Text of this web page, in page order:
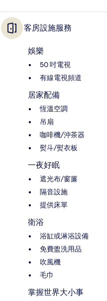
客房設施服務
娛樂
50 吋電視
有線電視頻道
居家配備
恆溫空調
吊扇
咖啡機/沖茶器
熨斗/熨衣板
一夜好眠
遮光布/窗簾
隔音設施
提供床單
衛浴
浴缸或淋浴設備
免費盥洗用品
吹風機
毛巾
掌握世界大小事